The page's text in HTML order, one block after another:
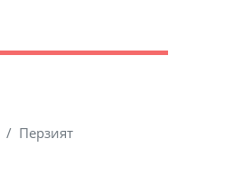
Перзият